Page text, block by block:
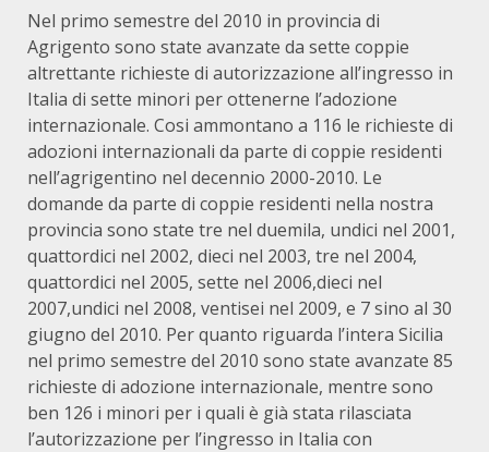
Nel primo semestre del 2010 in provincia di
Agrigento sono state avanzate da sette coppie
altrettante richieste di autorizzazione all’ingresso in
Italia di sette minori per ottenerne l’adozione
internazionale. Cosi ammontano a 116 le richieste di
adozioni internazionali da parte di coppie residenti
nell’agrigentino nel decennio 2000-2010. Le
domande da parte di coppie residenti nella nostra
provincia sono state tre nel duemila, undici nel 2001,
quattordici nel 2002, dieci nel 2003, tre nel 2004,
quattordici nel 2005, sette nel 2006,dieci nel
2007,undici nel 2008, ventisei nel 2009, e 7 sino al 30
giugno del 2010. Per quanto riguarda l’intera Sicilia
nel primo semestre del 2010 sono state avanzate 85
richieste di adozione internazionale, mentre sono
ben 126 i minori per i quali è già stata rilasciata
l’autorizzazione per l’ingresso in Italia con